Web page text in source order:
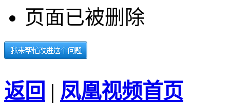
页面已被删除
返回 | 凤凰视频首页